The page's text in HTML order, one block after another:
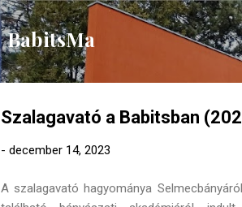
BabitsMa
Szalagavató a Babitsban
- december 14, 2023
A szalagavató hagyománya